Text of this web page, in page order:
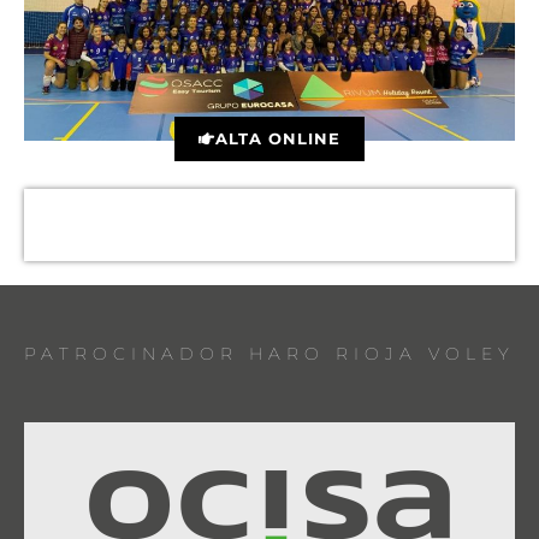
ALTA ONLINE
PATROCINADOR HARO RIOJA VOLEY